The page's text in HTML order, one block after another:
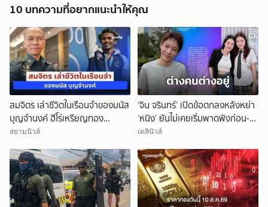
10 บทความที่อยากแนะนำให้คุณ
สมจิตร เล่าชีวิตในเรือนจำของมนัส
บุญจำนงค์ ฮีโร่เหรียญทอง
โอลิมปิก
สยามนิวส์
‘จิน จรินทร์’ เปิดข้อตกลงหลังหย่า
‘หนิง’ ยันไม่เคยเริ่มพาดพิงก่อน-
ขอแยกย้ายใช้ชีวิตเพื่อลูก!
เดลินิวส์